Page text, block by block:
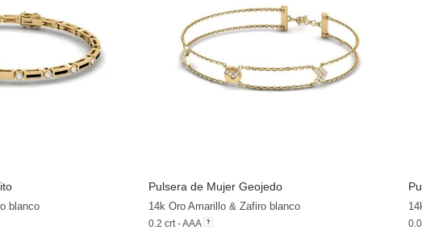
blanco
Pulsera de Mujer Geojedo
14k Oro Amarillo & Zafiro blanco
0.2 crt - AAA